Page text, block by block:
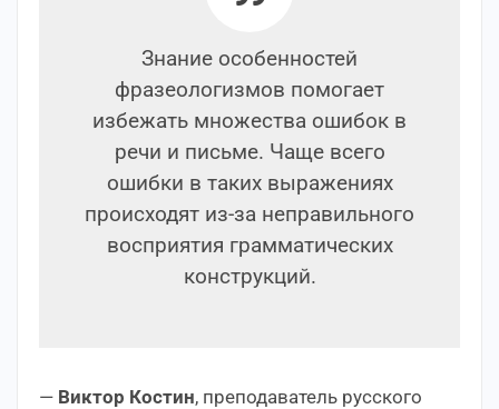
Знание особенностей
фразеологизмов помогает
избежать множества ошибок в
речи и письме. Чаще всего
ошибки в таких выражениях
происходят из-за неправильного
восприятия грамматических
конструкций.
— Виктор Костин, преподаватель русского